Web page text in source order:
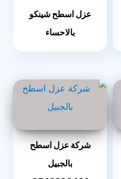
عزل اسطح شينكو
بالاحساء
شركة عزل اسطح
بالجبيل